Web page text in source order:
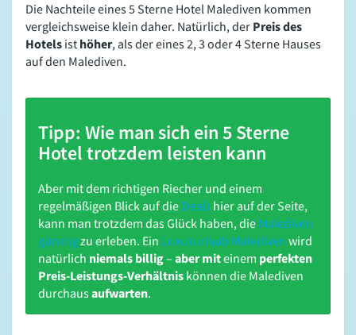
Die Nachteile eines 5 Sterne Hotel Malediven kommen
vergleichsweise klein daher. Natürlich, der Preis des
Hotels ist höher, als der eines 2, 3 oder 4 Sterne Hauses
auf den Malediven.
Tipp: Wie man sich ein 5 Sterne
Hotel trotzdem leisten kann
Aber mit dem richtigen Riecher und einem
regelmäßigen Blick auf die Deals hier auf der Seite,
kann man trotzdem das Glück haben, die Malediven
günstigzu erleben. Ein Luxusurlaub Malediven wird
natürlich niemals billig– aber miteinem perfekten
Preis-Leistungs-Verhältnis können die Malediven
durchaus aufwarten.